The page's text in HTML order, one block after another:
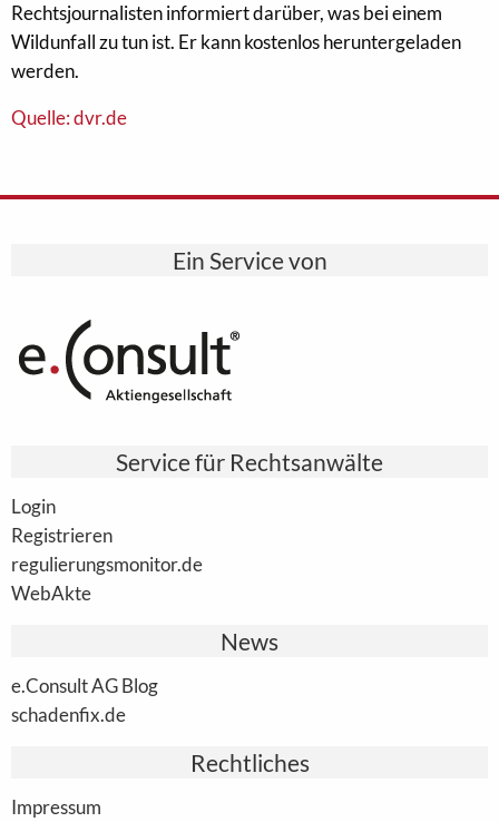
Rechtsjournalisten informiert darüber, was bei einem
Wildunfall zu tun ist. Er kann kostenlos heruntergeladen
werden.
Quelle: dvr.de
Ein Service von
Service für Rechtsanwälte
Login
Registrieren
regulierungsmonitor.de
WebAkte
News
e.Consult AG Blog
schadenfix.de
Rechtliches
Impressum